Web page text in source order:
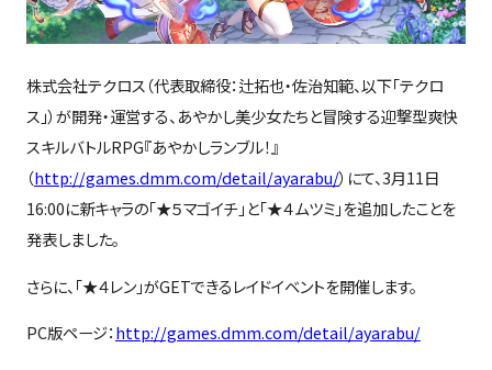
株式会社テクロス（代表取締役：辻拓也・佐治知範、以下「テクロ
ス」）が開発・運営する、あやかし美少女たちと冒険する迎撃型爽快
スキルバトルRPG『あやかしランブル！』
（http://games.dmm.com/detail/ayarabu/）にて、3月11日
16:00に新キャラの「★５マゴイチ」と「★４ムツミ」を追加したことを
発表しました。
さらに、「★４レン」がGETできるレイドイベントを開催します。
PC版ページ：http://games.dmm.com/detail/ayarabu/